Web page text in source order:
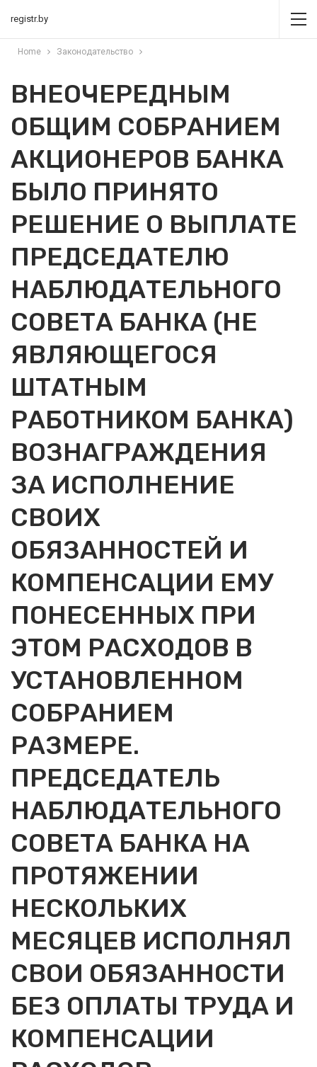
registr.by
Home Законодательство
ВНЕОЧЕРЕДНЫМ
ОБЩИМ СОБРАНИЕМ
АКЦИОНЕРОВ БАНКА
БЫЛО ПРИНЯТО
РЕШЕНИЕ О ВЫПЛАТЕ
ПРЕДСЕДАТЕЛЮ
НАБЛЮДАТЕЛЬНОГО
СОВЕТА БАНКА (НЕ
ЯВЛЯЮЩЕГОСЯ
ШТАТНЫМ
РАБОТНИКОМ БАНКА)
ВОЗНАГРАЖДЕНИЯ
ЗА ИСПОЛНЕНИЕ
СВОИХ
ОБЯЗАННОСТЕЙ И
КОМПЕНСАЦИИ ЕМУ
ПОНЕСЕННЫХ ПРИ
ЭТОМ РАСХОДОВ В
УСТАНОВЛЕННОМ
СОБРАНИЕМ
РАЗМЕРЕ.
ПРЕДСЕДАТЕЛЬ
НАБЛЮДАТЕЛЬНОГО
СОВЕТА БАНКА НА
ПРОТЯЖЕНИИ
НЕСКОЛЬКИХ
МЕСЯЦЕВ ИСПОЛНЯЛ
СВОИ ОБЯЗАННОСТИ
БЕЗ ОПЛАТЫ ТРУДА И
КОМПЕНСАЦИИ